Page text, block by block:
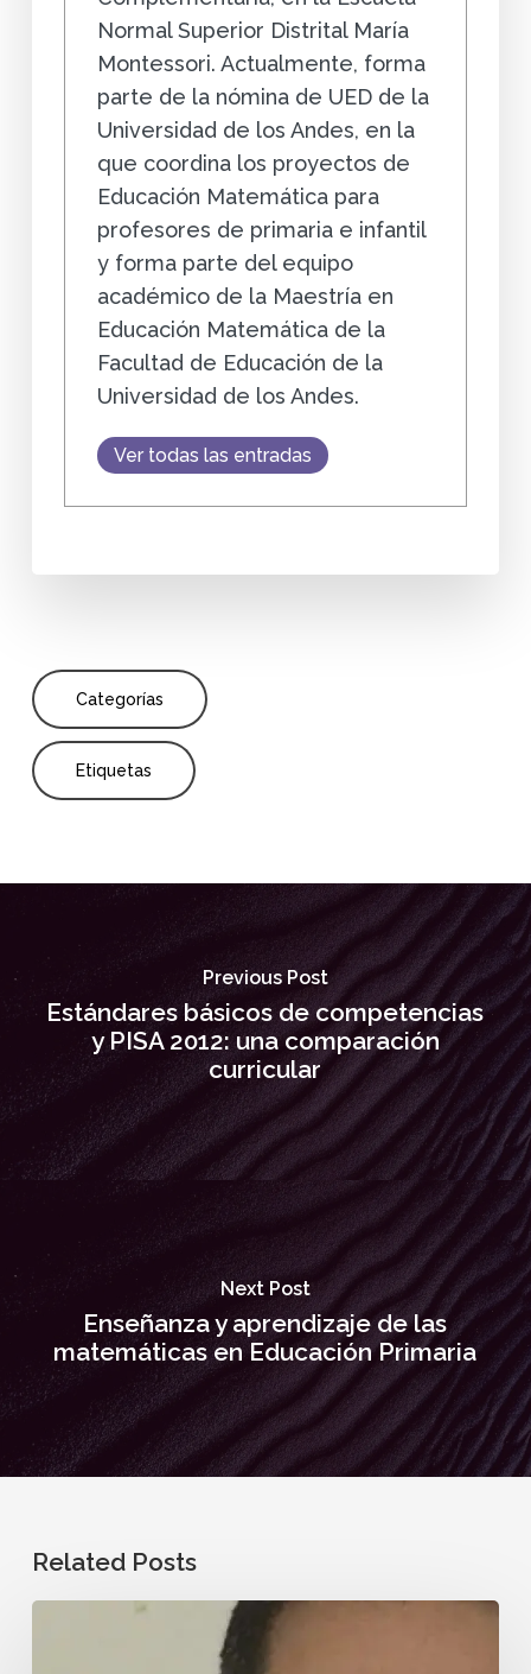
Normal Superior Distrital María
Montessori. Actualmente, forma
parte de la nómina de UED de la
Universidad de los Andes, en la
que coordina los proyectos de
Educación Matemática para
profesores de primaria e infantil
y forma parte del equipo
académico de la Maestría en
Educación Matemática de la
Facultad de Educación de la
Universidad de los Andes.
Ver todas las entradas
Categorías
Etiquetas
Previous Post
Estándares básicos de competencias
y PISA 2012: una comparación
curricular
Next Post
Enseñanza y aprendizaje de las
matemáticas en Educación Primaria
Related Posts